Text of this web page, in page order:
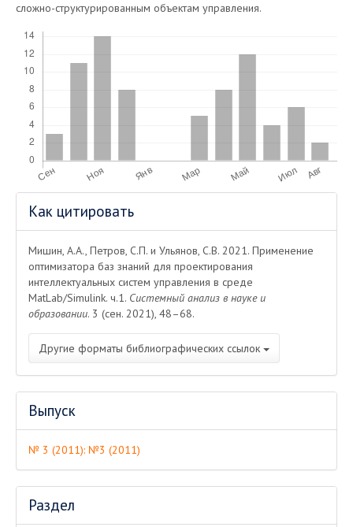
сложно-структурированным объектам управления.
Информация
о статье
Как цитировать
Мишин, А.А., Петров, С.П. и Ульянов, С.В. 2021. Применение
оптимизатора баз знаний для проектирования
интеллектуальных систем управления в среде
MatLab/Simulink. ч.1. Системный анализ в науке и
образовании. 3 (сен. 2021), 48–68.
Другие форматы библиографических ссылок
Выпуск
№ 3 (2011): №3 (2011)
Раздел